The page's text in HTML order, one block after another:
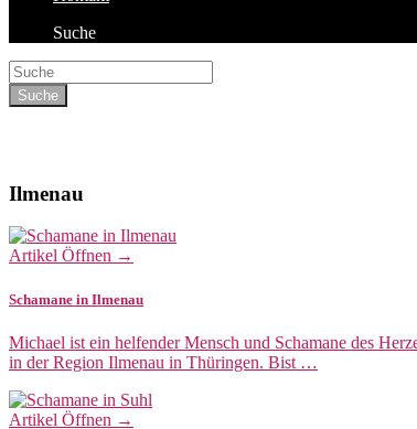
Suche
Ilmenau
Artikel Öffnen →
Schamane in Ilmenau
Michael ist ein helfender Mensch und Schamane des
in der Region Ilmenau in Thüringen. Bist …
Artikel Öffnen →